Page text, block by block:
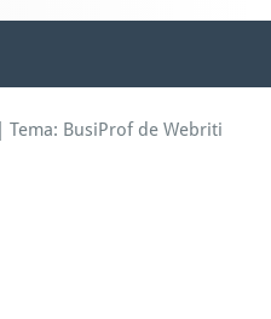
| Tema: BusiProf de Webriti